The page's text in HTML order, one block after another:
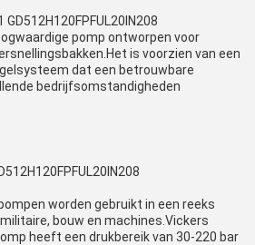
pomp ontworpen voor
is voorzien van een
dat een betrouwbare
bedrijfsomstandigheden
worden gebruikt in een reeks
bouw en machines.Vickers
heeft een drukbereik van 30-220 bar